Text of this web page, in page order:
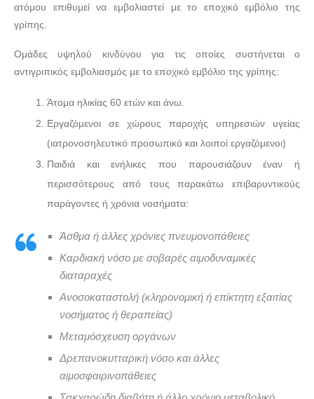
ατόμου επιθυμεί να εμβολιαστεί με το εποχικό εμβόλιο της
γρίπης.
Ομάδες υψηλού κινδύνου για τις οποίες συστήνεται ο
αντιγριπικός εμβολιασμός με το εποχικό εμβόλιο της γρίπης:
Άτομα ηλικίας 60 ετών και άνω.
Εργαζόμενοι σε χώρους παροχής υπηρεσιών υγείας
(ιατρονοσηλευτικό προσωπικό και λοιποί εργαζόμενοι)
Παιδιά και ενήλικες που παρουσιάζουν έναν ή
περισσότερους από τους παρακάτω επιβαρυντικούς
παράγοντες ή χρόνια νοσήματα:
Άσθμα ή άλλες χρόνιες πνευμονοπάθειες
Καρδιακή νόσο με σοβαρές αιμοδυναμικές
διαταραχές
Ανοσοκαταστολή (κληρονομική ή επίκτητη εξαιτίας
νοσήματος ή θεραπείας)
Μεταμόσχευση οργάνων
Δρεπανοκυτταρική νόσο και άλλες
αιμοσφαιρινοπάθειες